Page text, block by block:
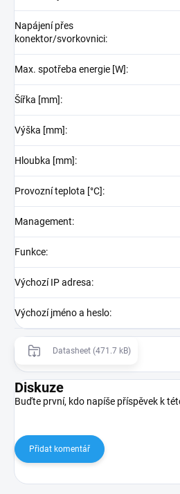
Napájení přes
konektor/svorkovnici:
Max. spotřeba energie [W]:
Šířka [mm]:
Výška [mm]:
Hloubka [mm]:
Provozní teplota [°C]:
Management:
Funkce:
Výchozí IP adresa:
Výchozí jméno a heslo:
Datasheet (471.7 kB)
Diskuze
Buďte první, kdo napíše příspěvek k
Přidat komentář